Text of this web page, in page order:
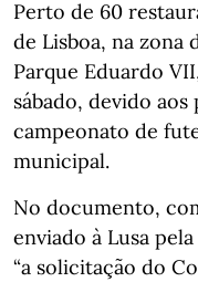
Perto de 60
de Lisboa, na zona
Parque Eduardo
sábado, devido
campeonato de
municipal.
No documento,
enviado à Lusa
“a solicitação do